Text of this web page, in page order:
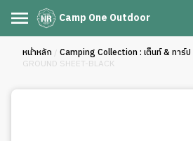
Camp One Outdoor
หน้าหลัก / Camping Collection : เต็นท์ & ทาร์ป
GROUND SHEET-BLACK